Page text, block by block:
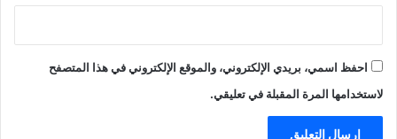
احفظ اسمي، بريدي الإلكتروني، والموقع الإلكتروني في هذا المتصفح
لاستخدامها المرة المقبلة في تعليقي.